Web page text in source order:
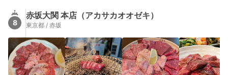
8
赤坂大関 本店（アカサカオオゼキ）
東京都 / 赤坂